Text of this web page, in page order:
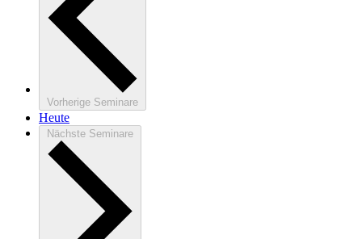
Vorherige Seminare
Heute
Nächste Seminare